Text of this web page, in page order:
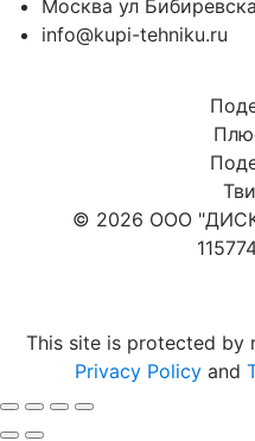
Москва ул
info@kupi-tehniku.ru
© 2026 ООО
This site is protected by
Privacy Policyand